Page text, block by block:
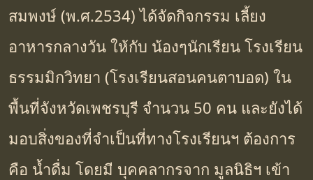
สมพงษ์ (พ.ศ.2534) ได้จัดกิจกรรม เลี้ยง
อาหารกลางวัน ให้กับ น้องๆนักเรียน โรงเรียน
ธรรมมิกวิทยา (โรงเรียนสอนคนตาบอด) ใน
พื้นที่จังหวัดเพชรบุรี จำนวน 50 คน และยังได้
มอบสิ่งของที่จำเป็นที่ทางโรงเรียนฯ ต้องการ
คือ น้ำดื่ม โดยมี บุคคลากรจาก มูลนิธิฯ เข้า